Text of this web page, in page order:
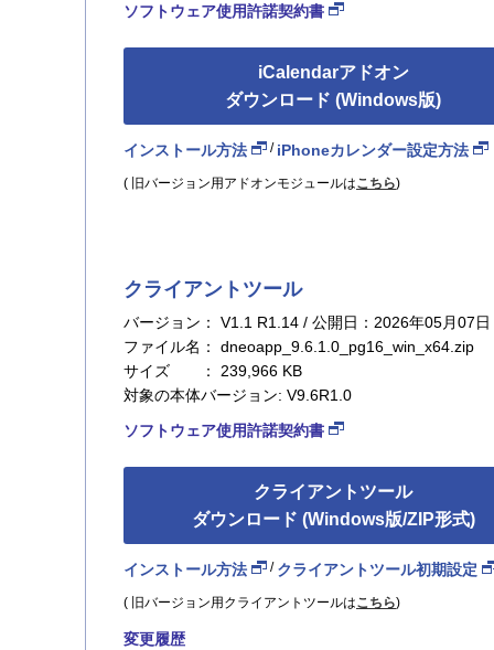
ソフトウェア使用許諾契約書
iCalendarアドオン
ダウンロード (Windows版)
インストール方法 / iPhoneカレンダー設定方法
( 旧バージョン用アドオンモジュールはこちら)
クライアントツール
バージョン： V1.1 R1.14 / 公開日：2026年05月07日
ファイル名： dneoapp_9.6.1.0_pg16_win_x64.zip
サイズ ： 239,966 KB
対象の本体バージョン: V9.6R1.0
ソフトウェア使用許諾契約書
クライアントツール
ダウンロード (Windows版/ZIP形式)
インストール方法 / クライアントツール初期設定
( 旧バージョン用クライアントツールはこちら)
変更履歴